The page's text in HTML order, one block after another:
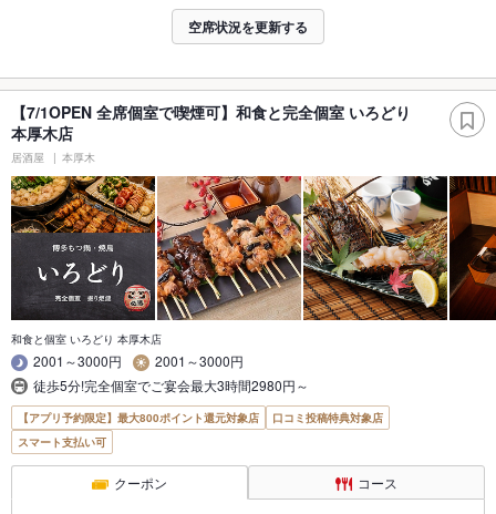
空席状況を更新する
【7/1OPEN 全席個室で喫煙可】和食と完全個室 いろどり
本厚木店
居酒屋 本厚木
和食と個室 いろどり 本厚木店
2001～3000円
2001～3000円
徒歩5分!完全個室でご宴会最大3時間2980円～
【アプリ予約限定】最大800ポイント還元対象店
口コミ投稿特典対象店
スマート支払い可
クーポン コース